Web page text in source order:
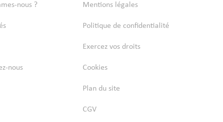
nous ?
nous
Mentions légales
Politique de confidentialité
Exercez vos droits
Cookies
Plan du site
CGV